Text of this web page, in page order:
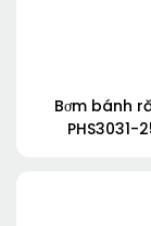
Bơm bánh
PHS3031-